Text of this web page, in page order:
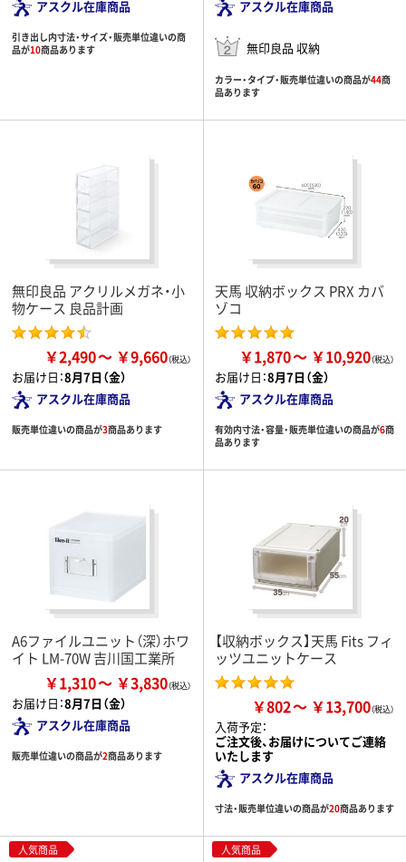
アスクル在庫商品
引き出し内寸法・サイズ・販売単位違いの商
品が10商品あります
アスクル在庫商品
無印良品 収納
カラー・タイプ・販売単位違いの商品が44商
品あります
無印良品 アクリルメガネ・小
物ケース 良品計画
￥2,490 ￥9,660
お届け日：8月7日（金）
アスクル在庫商品
販売単位違いの商品が3商品あります
天馬 収納ボックス PRX カバ
ゾコ
￥1,870 ￥10,920
お届け日：8月7日（金）
アスクル在庫商品
有効内寸法・容量・販売単位違いの商品が6商
品あります
A6ファイルユニット（深）ホワ
イト LM-70W 吉川国工業所
￥1,310 ￥3,830
お届け日：8月7日（金）
アスクル在庫商品
販売単位違いの商品が2商品あります
【収納ボックス】天馬 Fits フィ
ッツユニットケース
￥802 ￥13,700
入荷予定：
ご注文後、お届けについてご連絡
いたします
アスクル在庫商品
寸法・販売単位違いの商品が20商品あります
人気商品 人気商品